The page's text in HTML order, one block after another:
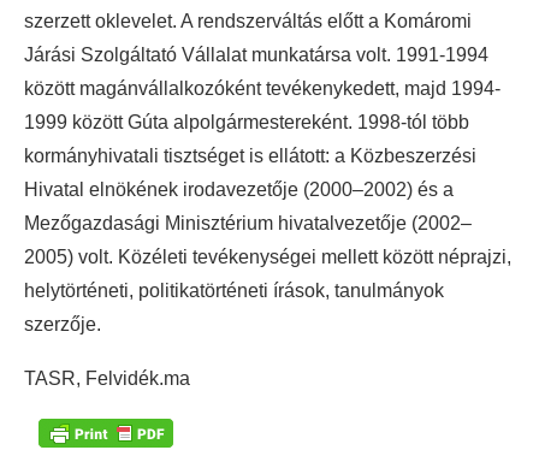
szerzett oklevelet. A rendszerváltás előtt a Komáromi
Járási Szolgáltató Vállalat munkatársa volt. 1991-1994
között magánvállalkozóként tevékenykedett, majd 1994-
1999 között Gúta alpolgármestereként. 1998-tól több
kormányhivatali tisztséget is ellátott: a Közbeszerzési
Hivatal elnökének irodavezetője (2000–2002) és a
Mezőgazdasági Minisztérium hivatalvezetője (2002–
2005) volt. Közéleti tevékenységei mellett között néprajzi,
helytörténeti, politikatörténeti írások, tanulmányok
szerzője.
TASR, Felvidék.ma